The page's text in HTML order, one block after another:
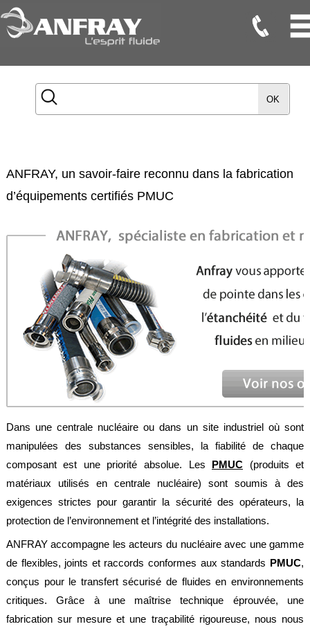
Flexibles
Onduleux
Gaines
Accessoires
Maintenance
Etanchéité
Feuilles
/
Plaques
de
joint
Spirale
/
Ring
Maintenance
Services
Découpe
jet
d’eau
Soudure
OK
ANFRAY, un savoir-faire reconnu dans la fabrication
d’équipements certifiés PMUC
Dans une centrale nucléaire ou dans un site industriel où sont
manipulées des substances sensibles, la fiabilité de chaque
composant est une priorité absolue. Les PMUC (produits et
matériaux utilisés en centrale nucléaire) sont soumis à des
exigences strictes pour garantir la sécurité des opérateurs, la
protection de l’environnement et l’intégrité des installations.
ANFRAY accompagne les acteurs du nucléaire avec une gamme
de flexibles, joints et raccords conformes aux standards PMUC,
conçus pour le transfert sécurisé de fluides en environnements
critiques. Grâce à une maîtrise technique éprouvée, une
fabrication sur mesure et une traçabilité rigoureuse, nous nous